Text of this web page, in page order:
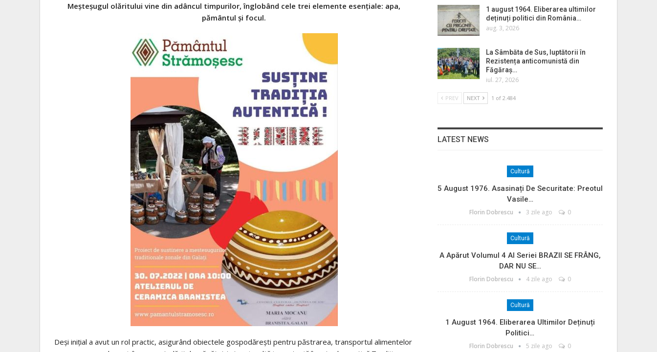
Meşteşugul olăritului vine din adâncul timpurilor, înglobând cele trei elemente esenţiale: apa,
pământul şi focul.
Deşi iniţial a avut un rol practic, asigurând obiectele gospodăreşti pentru păstrarea, transportul alimentelor
1 august 1964. Eliberarea ultimilor
deținuți politici din România…
aug. 3, 2026
La Sâmbăta de Sus, luptătorii în
Rezistența anticomunistă din
Făgăraș…
iul. 27, 2026
PREV NEXT 1 of 2.484
LATEST NEWS
Cultură
5 August 1976. Asasinați De Securitate: Preotul
Vasile…
Florin Dobrescu 3 zile ago 0
Cultură
A Apărut Volumul 4 Al Seriei BRAZII SE FRÂNG,
DAR NU SE…
Florin Dobrescu 4 zile ago 0
Cultură
1 August 1964. Eliberarea Ultimilor Deținuți
Politici…
Florin Dobrescu 5 zile ago 0